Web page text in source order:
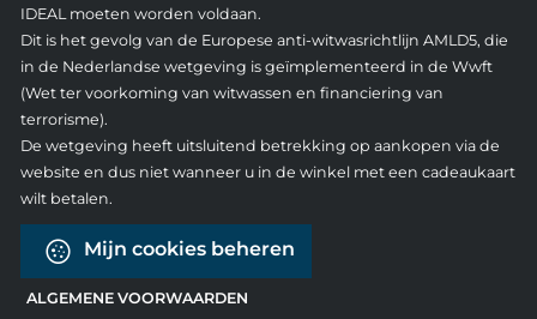
IDEAL moeten worden voldaan.
Dit is het gevolg van de Europese anti-witwasrichtlijn AMLD5, die
in de Nederlandse wetgeving is geïmplementeerd in de Wwft
(Wet ter voorkoming van witwassen en financiering van
terrorisme).
De wetgeving heeft uitsluitend betrekking op aankopen via de
website en dus niet wanneer u in de winkel met een cadeaukaart
wilt betalen.
Mijn cookies beheren
ALGEMENE VOORWAARDEN